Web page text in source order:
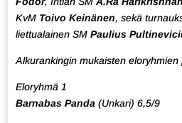
KvM Toivo Keinänen, sekä
liettualainen SM Paulius
Alkurankingin mukaisten eloryhmien
Eloryhmä 1
Barnabas Panda (Unkari) 6,5/9